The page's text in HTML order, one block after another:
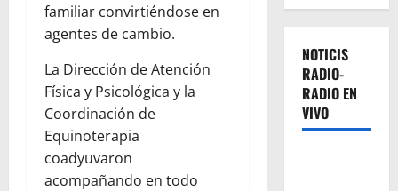
familiar convirtiéndose en
agentes de cambio.
La Dirección de Atención
Física y Psicológica y la
Coordinación de
Equinoterapia
coadyuvaron
acompañando en todo
NOTICIS
RADIO-
RADIO EN
VIVO